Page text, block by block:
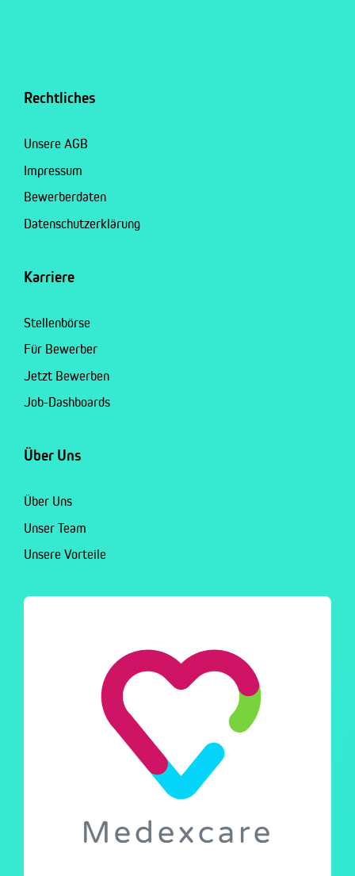
Rechtliches
Unsere AGB
Impressum
Bewerberdaten
Datenschutzerklärung
Karriere
Stellenbörse
Für Bewerber
Jetzt Bewerben
Job-Dashboards
Über Uns
Über Uns
Unser Team
Unsere Vorteile